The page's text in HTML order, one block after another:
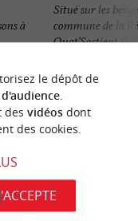
à
Situé sur les
commune de la
Quat’Sostient son
760 m -
VOUS
le dépôt de
.
des vidéosdont
des cookies.